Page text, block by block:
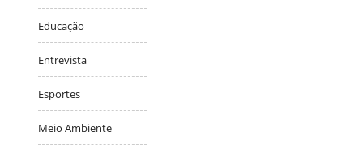
Educação
Entrevista
Esportes
Meio Ambiente